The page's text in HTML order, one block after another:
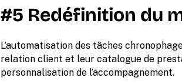
#5 Redéfinition du
L’automatisation des tâches
relation client et leur catalogue de
personnalisation de l’accompagnement.